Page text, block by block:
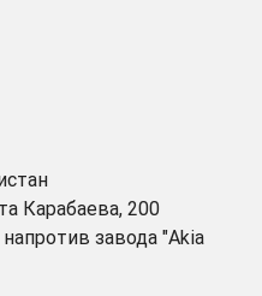
Карабаева, 200
завода "Akia